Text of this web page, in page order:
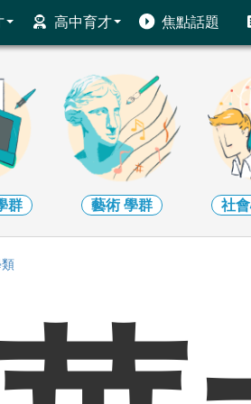
高中育才 焦點話題
群 藝術 學群 社